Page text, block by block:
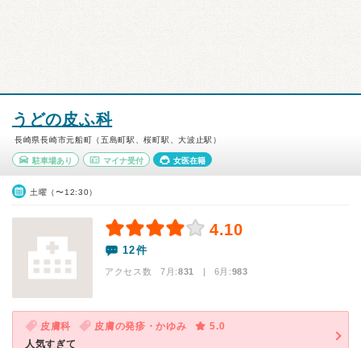
うどの皮ふ科
長崎県長崎市元船町（五島町駅、桜町駅、大波止駅）
駐車場あり マイナ受付 女医在籍
土曜（〜12:30）
4.10
12件
アクセス数 7月:831 | 6月:983
皮膚科 皮膚の発疹・かゆみ
5.0
人気すぎて